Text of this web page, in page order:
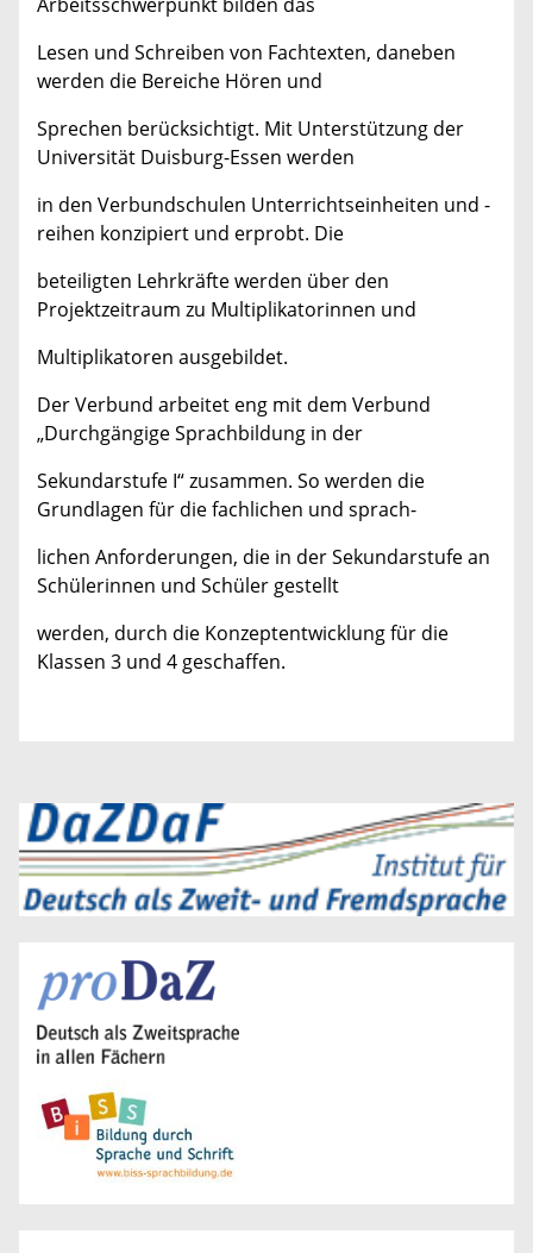
Lesen und Schreiben von Fachtexten, daneben
werden die Bereiche Hören und
Sprechen berücksichtigt. Mit Unterstützung der
Universität Duisburg-Essen werden
in den Verbundschulen Unterrichtseinheiten und -
reihen konzipiert und erprobt. Die
beteiligten Lehrkräfte werden über den
Projektzeitraum zu Multiplikatorinnen und
Multiplikatoren ausgebildet.
Der Verbund arbeitet eng mit dem Verbund
„Durchgängige Sprachbildung in der
Sekundarstufe I“ zusammen. So werden die
Grundlagen für die fachlichen und sprach-
lichen Anforderungen, die in der Sekundarstufe an
Schülerinnen und Schüler gestellt
werden, durch die Konzeptentwicklung für die
Klassen 3 und 4 geschaffen.